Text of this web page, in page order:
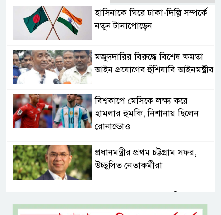
হাসিনাকে ঘিরে ঢাকা-দিল্লি সম্পর্কে
নতুন টানাপোড়েন
মজুদদারির বিরুদ্ধে বিশেষ ক্ষমতা
আইন প্রয়োগের হুঁশিয়ারি আইনমন্ত্রীর
বিশ্বকাপে মেসিকে লক্ষ্য করে
হামলার হুমকি, নিশানায় ছিলেন
রোনাল্ডোও
প্রধানমন্ত্রীর প্রথম চট্টগ্রাম সফর,
উচ্ছ্বসিত নেতাকর্মীরা
জাতির: তথ্যমন্ত্রী